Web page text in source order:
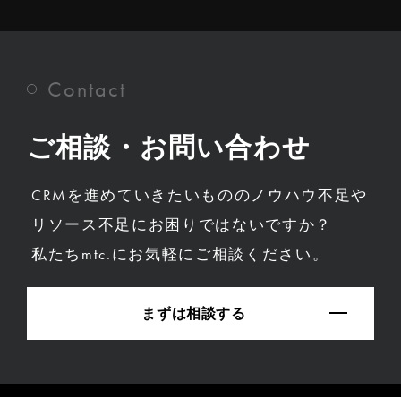
Contact
ご相談・お問い合わせ
CRMを進めていきたいもののノウハウ不足や
リソース不足にお困りではないですか？
私たちmtc.にお気軽にご相談ください。
まずは相談する